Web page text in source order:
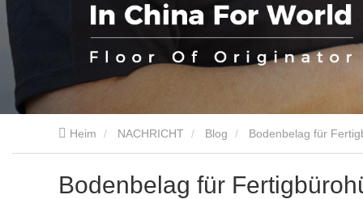
Heim NACHRICHT Blog Bodenbelag für
Bodenbelag für